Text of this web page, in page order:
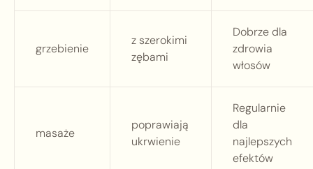
grzebienie
z szerokimi
zębami
Dobrze dla
zdrowia
włosów
masaże
poprawiają
ukrwienie
Regularnie
dla
najlepszych
efektów